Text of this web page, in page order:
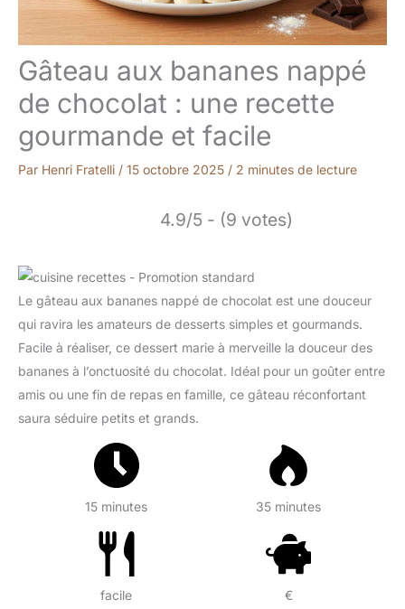
Gâteau aux bananes nappé
de chocolat : une recette
gourmande et facile
Par Henri Fratelli / 15 octobre 2025 / 2 minutes de lecture
4.9/5 - (9 votes)
Le gâteau aux bananes nappé de chocolat est une douceur
qui ravira les amateurs de desserts simples et gourmands.
Facile à réaliser, ce dessert marie à merveille la douceur des
bananes à l’onctuosité du chocolat. Idéal pour un goûter entre
amis ou une fin de repas en famille, ce gâteau réconfortant
saura séduire petits et grands.
15 minutes 35 minutes
facile €